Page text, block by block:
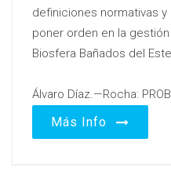
definiciones normativas
poner orden en la
Biosfera Bañados del
Álvaro Díaz.—Rocha:
Más Info